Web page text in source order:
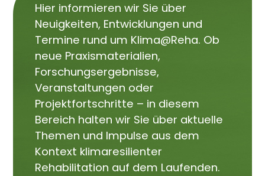
Hier informieren wir Sie über
Neuigkeiten, Entwicklungen und
Termine rund um Klima@Reha. Ob
neue Praxismaterialien,
Forschungsergebnisse,
Veranstaltungen oder
Projektfortschritte – in diesem
Bereich halten wir Sie über aktuelle
Themen und Impulse aus dem
Kontext klimaresilienter
Rehabilitation auf dem Laufenden.